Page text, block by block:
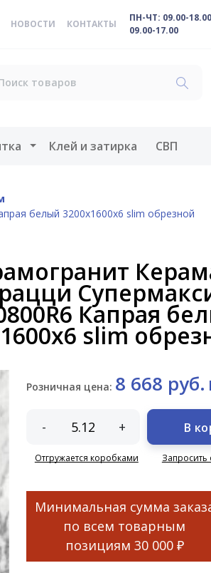
НОВОСТИ КОНТАКТЫ
ПН-ЧТ: 09.00-
09.00-17.00
Открыть меню
Клей и затирка СВП
белый 3200x1600x6 slim обрезной
Капрая
slim
Розничная цена: 8 668 руб.
- +
Отгружается коробками
В
Запросить
Минимальная сумма
по всем товарным
позициям 30 000 ₽